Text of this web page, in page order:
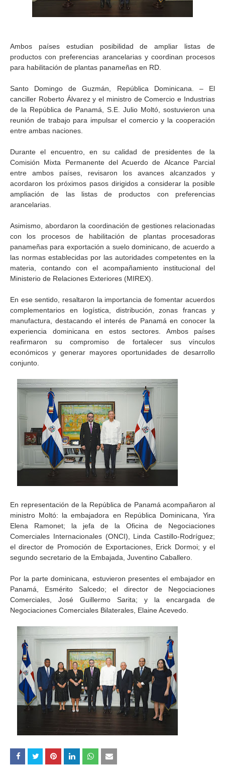
Ambos países estudian posibilidad de ampliar listas de
productos con preferencias arancelarias y coordinan procesos
para habilitación de plantas panameñas en RD.
Santo Domingo de Guzmán, República Dominicana. – El
canciller Roberto Álvarez y el ministro de Comercio e Industrias
de la República de Panamá, S.E. Julio Moltó, sostuvieron una
reunión de trabajo para impulsar el comercio y la cooperación
entre ambas naciones.
Durante el encuentro, en su calidad de presidentes de la
Comisión Mixta Permanente del Acuerdo de Alcance Parcial
entre ambos países, revisaron los avances alcanzados y
acordaron los próximos pasos dirigidos a considerar la posible
ampliación de las listas de productos con preferencias
arancelarias.
Asimismo, abordaron la coordinación de gestiones relacionadas
con los procesos de habilitación de plantas procesadoras
panameñas para exportación a suelo dominicano, de acuerdo a
las normas establecidas por las autoridades competentes en la
materia, contando con el acompañamiento institucional del
Ministerio de Relaciones Exteriores (MIREX).
En ese sentido, resaltaron la importancia de fomentar acuerdos
complementarios en logística, distribución, zonas francas y
manufactura, destacando el interés de Panamá en conocer la
experiencia dominicana en estos sectores. Ambos países
reafirmaron su compromiso de fortalecer sus vínculos
económicos y generar mayores oportunidades de desarrollo
conjunto.
En representación de la República de Panamá acompañaron al
ministro Moltó: la embajadora en República Dominicana, Yira
Elena Ramonet; la jefa de la Oficina de Negociaciones
Comerciales Internacionales (ONCI), Linda Castillo-Rodríguez;
el director de Promoción de Exportaciones, Erick Dormoi; y el
segundo secretario de la Embajada, Juventino Caballero.
Por la parte dominicana, estuvieron presentes el embajador en
Panamá, Esmérito Salcedo; el director de Negociaciones
Comerciales, José Guillermo Sarita; y la encargada de
Negociaciones Comerciales Bilaterales, Elaine Acevedo.